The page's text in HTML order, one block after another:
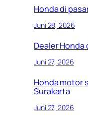
Honda di
Juni 28, 2026
Dealer Honda
Juni 27, 2026
Honda motor
Surakarta
Juni 27, 2026